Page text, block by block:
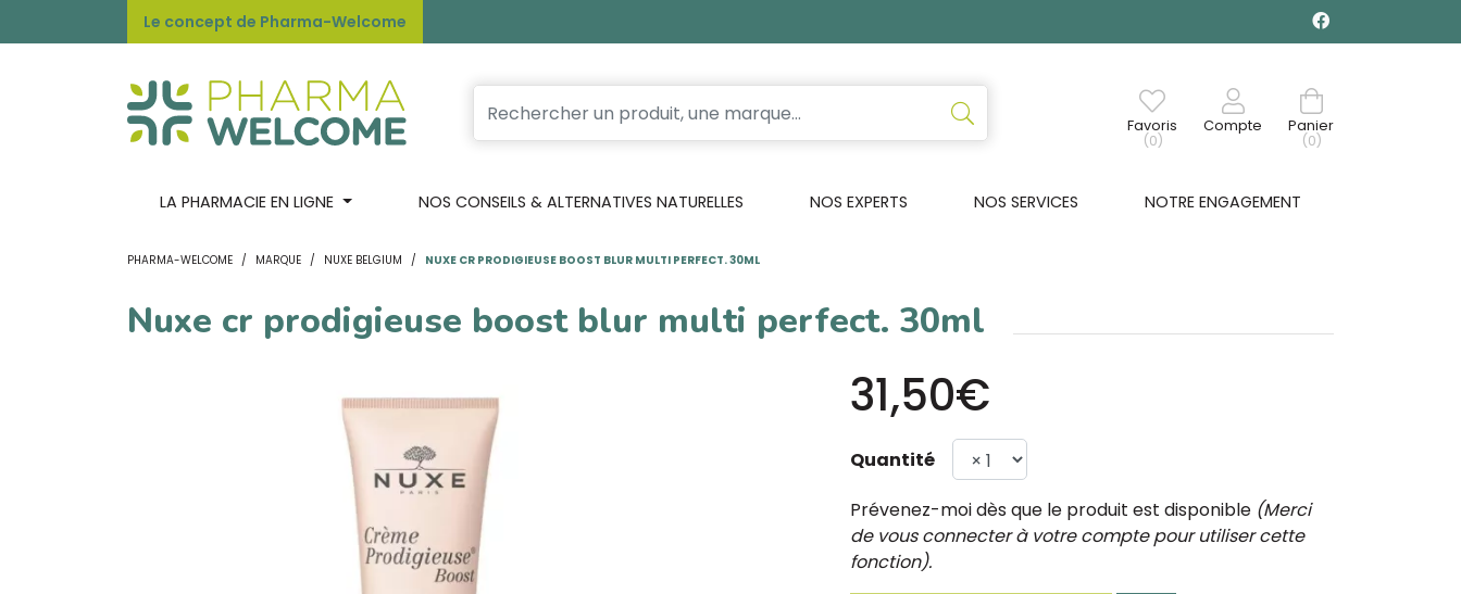
Le concept de Pharma-Welcome
Favoris
(0)
Compte
Panier
(0)
LA PHARMACIE EN LIGNE NOS CONSEILS & ALTERNATIVES NATURELLES NOS EXPERTS NOS SERVICES NOTRE ENGAGEMENT
PHARMA-WELCOME MARQUE NUXE BELGIUM NUXE CR PRODIGIEUSE BOOST BLUR MULTI PERFECT. 30ML
Nuxe cr prodigieuse boost blur multi perfect. 30ml
31,50€
Quantité
Prévenez-moi dès que le produit est disponible (Merci
de vous connecter à votre compte pour utiliser cette
fonction).